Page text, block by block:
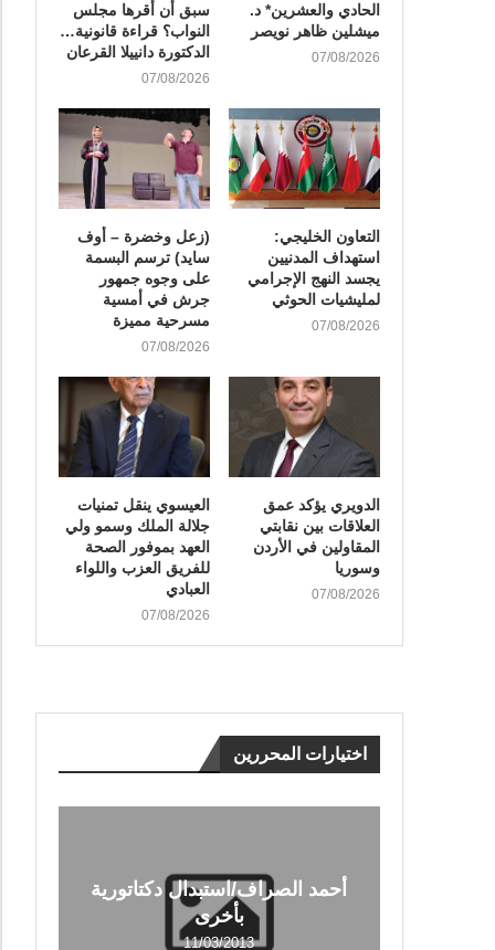
الحادي والعشرين* د.
ميشلين ظاهر نويصر
07/08/2026
سبق أن أقرها مجلس
النواب؟ قراءة قانونية…
الدكتورة دانييلا القرعان
07/08/2026
التعاون الخليجي:
استهداف المدنيين
يجسد النهج الإجرامي
لمليشيات الحوثي
07/08/2026
(زعل وخضرة – أوف
سايد) ترسم البسمة
على وجوه جمهور
جرش في أمسية
مسرحية مميزة
07/08/2026
الدويري يؤكد عمق
العلاقات بين نقابتي
المقاولين في الأردن
وسوريا
07/08/2026
العيسوي ينقل تمنيات
جلالة الملك وسمو ولي
العهد بموفور الصحة
للفريق العزب واللواء
العبادي
07/08/2026
اختيارات المحررين
أحمد الصراف/استبدال دكتاتورية
بأخرى
11/03/2013